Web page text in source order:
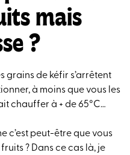
mais
?
grains de kéfir s’arrêtent
à moins que vous les
chauffer à + de 65°C…
c’est peut-être que vous
? Dans ce cas là, je